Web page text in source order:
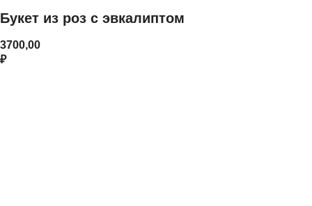
Букет из роз с эвкалиптом
3700,00
₽